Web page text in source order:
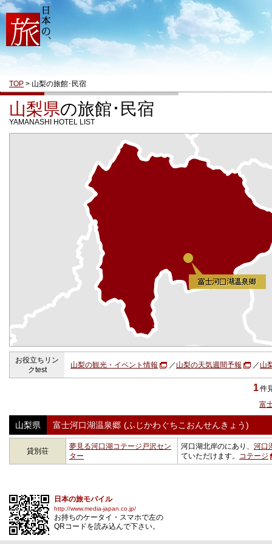
TOP > 山梨の旅館･民宿
山梨県の旅館･民宿
YAMANASHI HOTEL LIST
お役立ちリン
クtest
山梨の観光・イベント情報 ／ 山梨の天気週間予報 ／ 山
1件
富
山梨県 富士河口湖温泉郷 (ふじかわぐちこおんせんきょう)
貸別荘
夢見る河口湖コテージ戸沢セン
ター
河口湖北岸のにあり、 河口
ていただけます。 コテージ
日本の旅モバイル
http://www.media-japan.co.jp/
お持ちのケータイ・スマホで左の
QRコードを読み込んで下さい。